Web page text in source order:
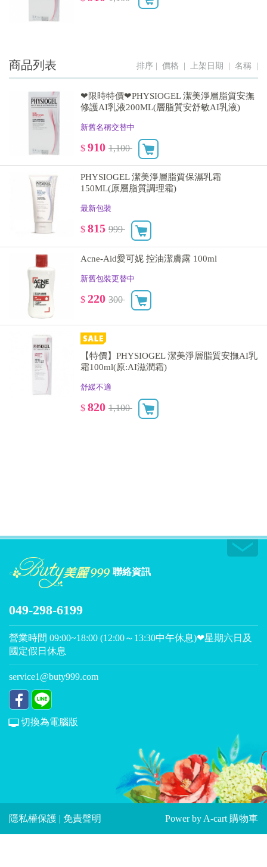
商品列表 排序 | 價格 上架日期 名稱
❤限時特價❤PHYSIOGEL 潔美淨層脂質安撫
修護AI乳液200ML(層脂質安舒敏AI乳液)
新舊名稱交替中
$ 910 1,100
PHYSIOGEL 潔美淨層脂質保濕乳霜
150ML(原層脂質調理霜)
最新包裝
$ 815 999
Acne-Aid愛可妮 控油潔膚露 100ml
新舊包裝更替中
$ 220 300
【特價】PHYSIOGEL 潔美淨層脂質安撫AI乳
霜100ml(原:AI滋潤霜)
舒緩不適
$ 820 1,100
聯絡資訊
049-298-6199
營業時間 09:00~18:00 (12:00～13:30中午休息)❤星期六日及
國定假日休息
service1@buty999.com
切換為電腦版
隱私權保護 | 免責聲明 Power by A-cart 購物車